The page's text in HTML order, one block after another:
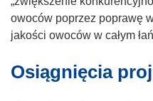
owoców poprzez poprawę
jakości owoców w całym
Osiągnięcia